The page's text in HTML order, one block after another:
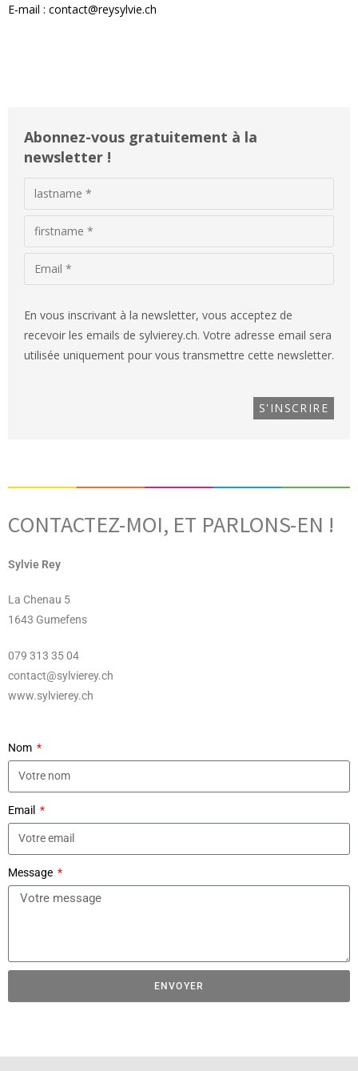
E‑mail : contact@reysylvie.ch
Abonnez-vous gratuitement à la
newsletter !
En vous inscrivant à la newsletter, vous acceptez de
recevoir les emails de sylvierey.ch. Votre adresse email sera
utilisée uniquement pour vous transmettre cette newsletter.
CONTACTEZ-MOI, ET PARLONS-EN !
Sylvie Rey
La Chenau 5
1643 Gumefens
079 313 35 04
contact@sylvierey.ch
www.sylvierey.ch
Nom
Email
Message
ENVOYER